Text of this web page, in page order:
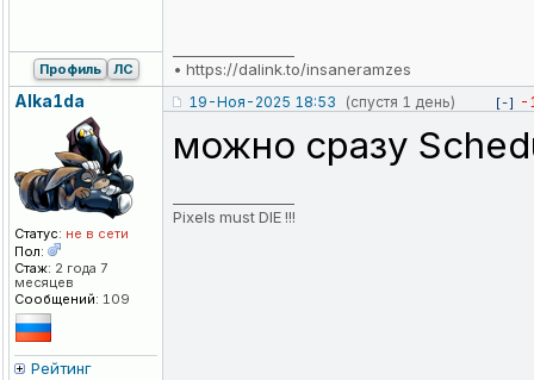
• https://dalink.to/insaneramzes
Профиль ЛС
Alka1da
Статус: не в сети
Пол:
Стаж: 2 года 7
месяцев
Сообщений: 109
Рейтинг
19-Ноя-2025 18:53 (спустя 1 день) [-] -
можно сразу
Pixels must DIE !!!